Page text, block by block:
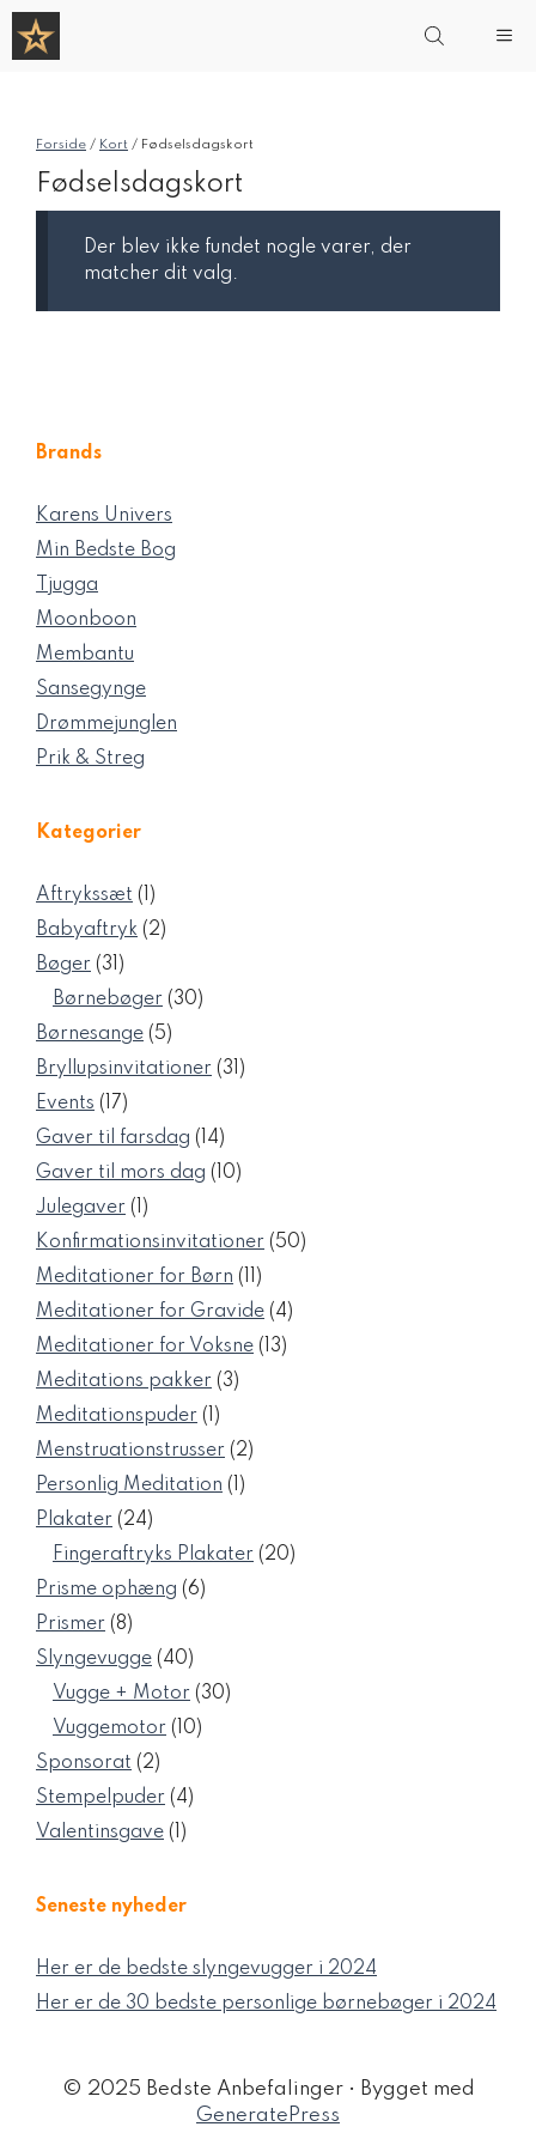
Hop
indhold
Forside / Kort / Fødselsdagskort
Fødselsdagskort
Der blev ikke fundet nogle varer, der
matcher dit valg.
Brands
Karens Univers
Min Bedste Bog
Tjugga
Moonboon
Membantu
Sansegynge
Drømmejunglen
Prik & Streg
Kategorier
Aftrykssæt
1
vare
Babyaftryk 22
Bøger 31 31
Børnebøger 3030
Børnesange 55
varer
Bryllupsinvitationer 31 31
Events 1717
varer
Gaver til farsdag 1414
varer
Gaver til mors dag 1010
Julegaver
1
vare
Konfirmationsinvitationer 5050
Meditationer for Børn
11
varer
Meditationer for Gravide 44
Meditationer for Voksne 1313
Meditations pakker 33
Meditationspuder
1
vare
Menstruationstrusser 22
Personlig Meditation
1
Plakater 2424
varer
Fingeraftryks Plakater 2020
Prisme ophæng 66
Prismer 88
varer
Slyngevugge 4040
varer
Vugge + Motor 3030
Vuggemotor 1010
Sponsorat 22
varer
Stempelpuder 44
Valentinsgave
1
Seneste nyheder
Her er de bedste slyngevugger i 2024
Her er de 30 bedste personlige børnebøger i 2024
© 2025 Bedste Anbefalinger• Bygget med
GeneratePress